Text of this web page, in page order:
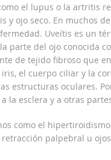
el lupus o la artritis
y ojo seco. En muchos
Uveítis es un
parte del ojo conocida
de tejido fibroso que
el cuerpo ciliar y la
estructuras oculares.
la esclera y a otras
como el
palpebral u